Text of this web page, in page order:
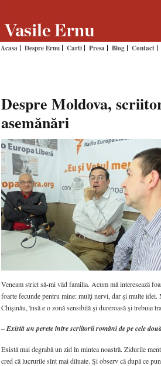
Acasa Despre Ernu Carti Presa Blog Contact
Despre Moldova,
asemănări
Veneam strict să-mi văd familia. Acum mă interesează
foarte fecunde pentru mine: mulţi nervi, dar şi multe
Chişinău, însă e o zonă sensibilă şi dureroasă şi trebuie
–Există un perete între scriitorii români de pe cele
Există mai degrabă un zid în mintea noastră. Zidurile
cred că lucrurile sînt mai diluate. Şi observ că după ce